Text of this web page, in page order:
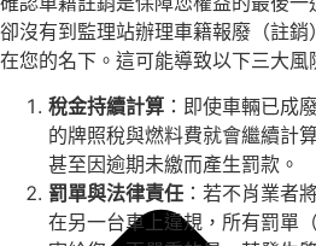
卻沒有到監理站辦理車籍報廢（註
在您的名下。這可能導致以下三大風
稅金持續計算 ：即使車輛已成
的牌照稅與燃料費就會繼續計
甚至因逾期未繳而產生罰款。
罰單與法律責任 ：若不肖業者
在另一台車上違規，所有罰單